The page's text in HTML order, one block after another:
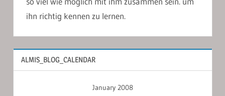
ihn richtig kennen zu lernen.
ALMIS_BLOG_CALENDAR
January 2008